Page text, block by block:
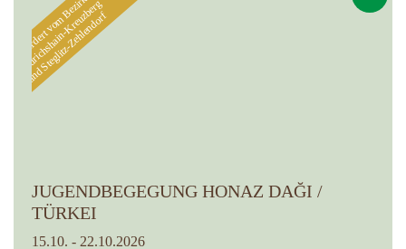
Gefördert vom Bezirk
Friedrichshain-Kreuzberg
und Steglitz-Zehlendorf
JUGENDBEGEGUNG HONAZ DAĞI /
TÜRKEI
15.10. - 22.10.2026